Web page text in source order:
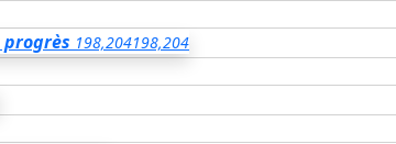
198,204198,204